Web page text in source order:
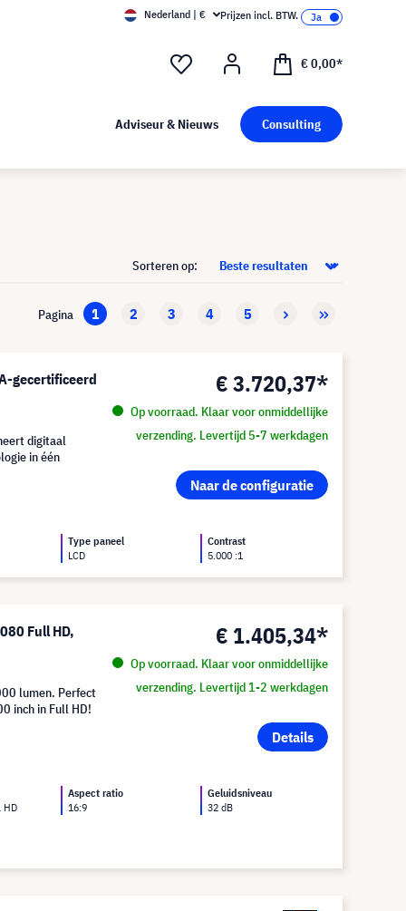
Nederland | € Prijzen incl. BTW.
€ 0,00*
Adviseur & Nieuws Consulting
Sorteren op:
Pagina 1 2 3 4 5
gecertificeerd € 3.720,37*
Op voorraad. Klaar voor onmiddellijke
verzending. Levertijd 5-7 werkdagen
Naar de configuratie
digitaal
in één
Type paneel
LCD
Contrast
5.000 :1
Full HD, € 1.405,34*
Op voorraad. Klaar voor onmiddellijke
verzending. Levertijd 1-2 werkdagen
Details
lumen. Perfect
inch in Full HD!
HD
Aspect ratio
16:9
Geluidsniveau
32 dB